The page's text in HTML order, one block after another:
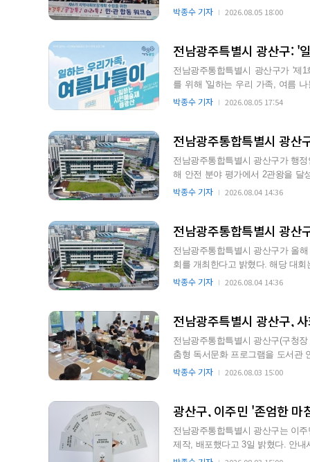
으로 진행됐다. 이…
박종수 기자 2026.08.05 18:00
전남광주특별시 광산구: '
전남광주통합특별시 광산구가 '제
를 위해 '일하는 우리 가족, 여름 나들이' 프로
가치와 시민 일상을 예술…
박종수 기자 2026.08.05 17:54
전남광주통합특별시 광산
전남광주통합특별시 광산구가 행
해 안전 분야 평가에서 2관왕을 달성했다. 이번 평가는 전국 268개 기관을 대상으
시행 계획을 심사했으…
박종수 기자 2026.08.04 14:36
전남광주통합특별시 광산
전남광주통합특별시 광산구가 올
회를 개최한다고 밝혔다. 해당 대회는 2026년 9월 14일 오전 8시 서봉파크골프장에서 열린다. 광산
구는 인기 생활체육…
박종수 기자 2026.08.04 14:36
전남광주특별시 광산구,
전남광주통합특별시 광산구(구청
춤형 독서문화 프로그램을 도서관
는 환경을 조성하기 위함이다…
박종수 기자 2026.08.03 15:00
광산구, 이주민 '존엄한 마
전남광주통합특별시 광산구는 이
제작, 배포했다고 3일 밝혔다. 안내서에는 등록외국인, 미등록외국인, 무연고 외국인 등 유형별 장
사 처리 절차가 상세히…